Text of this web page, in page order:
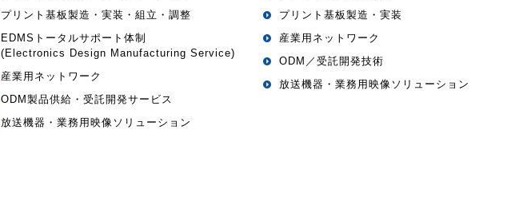
プリント基板製造・実装・組立・調整
EDMSトータルサポート体制
(Electronics Design Manufacturing Service)
産業用ネットワーク
ODM製品供給・受託開発サービス
放送機器・業務用映像ソリューション
プリント基板製造・実装
産業用ネットワーク
ODM／受託開発技術
放送機器・業務用映像ソリューション